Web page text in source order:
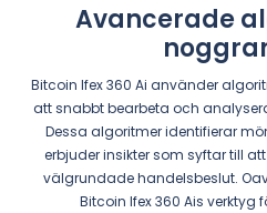
Avancerade
Bitcoin Ifex 360 Ai använder
att snabbt bearbeta och
Dessa algoritmer identifierar
erbjuder insikter som syftar till
välgrundade handelsbeslut.
Bitcoin Ifex 360 Ais